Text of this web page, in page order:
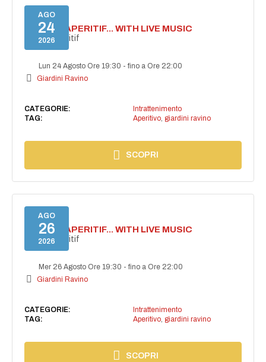
AGO
24
2026
SECRET APERITIF... WITH LIVE MUSIC
Secret aperitif
Lun 24 Agosto Ore 19:30 -fino a Ore 22:00
Giardini Ravino
CATEGORIE:
Intrattenimento
TAG:
Aperitivo, giardini ravino
SCOPRI
AGO
26
2026
SECRET APERITIF... WITH LIVE MUSIC
Secret aperitif
Mer 26 Agosto Ore 19:30 -fino a Ore 22:00
Giardini Ravino
CATEGORIE:
Intrattenimento
TAG:
Aperitivo, giardini ravino
SCOPRI